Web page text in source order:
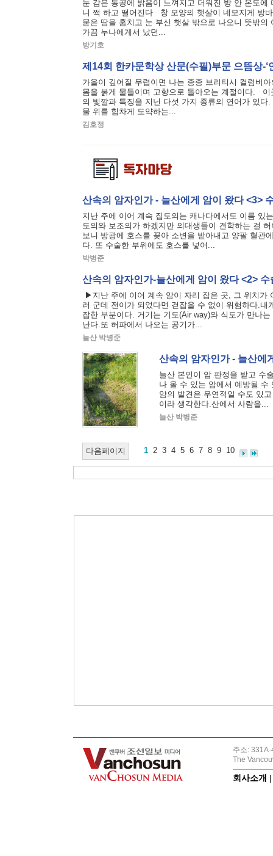
눈 감은 동공에 밝음이 느껴지고 더워진 방 안 온도
니 쩍 하고 떨어진다 창 모양의 햇살이 네모지게 방
묻은 땀을 훔치고 눈 부신 햇살 밖으로 나오니 뜻밖
가끔 누나에게서 났던...
방기호
제14회 한카문학상 산문(수필)부문 으뜸상-‘
가을이 깊어질 무렵이면 나는 종종 브리티시 컬럼비
몸을 붉게 물들이며 고향으로 돌아오는 계절이다.
의 빛깔과 특징을 지닌 다섯 가지 종류의 연어가 있
물 위를 힘차게 도약하는...
김호정
산속의 암자인가 - 늘산에게 암이 왔다 <3>
지난 주에 이어 계속 집도의는 캐나다에서도 이름 있
도의와 보조의가 하겠지만 의대생들이 견학하는 걸
보니 방광에 호스를 꽂아 소변을 받아내고 양팔 혈관
다. 또 수술한 부위에도 호스를 넣어...
박병준
산속의 암자인가-늘산에게 암이 왔다 <2>
▶지난 주에 이어 계속 암이 자리 잡은 곳, 그 위치가
러 군데 전이가 되었다면 걷잡을 수 없이 위험하다.
잡한 부분이다. 거기는 기도(Air way)와 식도가 만나
난다.또 허파에서 나오는 공기가...
늘산 박병준
산속의 암자인가 - 늘산에
늘산 본인이 암 판정을 받고 수
나 올 수 있는 암에서 예방될 수
암의 발견은 우연적일 수도 있
이라 생각한다.산에서 사람을...
늘산 박병준
다음페이지 1 2 3 4 5 6 7 8 9 10
주소:
The
회사소개